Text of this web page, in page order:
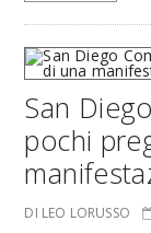
San
pochi
DI LEO LORUSSO